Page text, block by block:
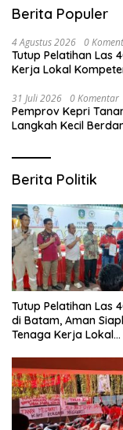
Berita Populer
4 Agustus 2026 0
Tutup Pelatihan Las
Kerja Lokal
31 Juli 2026 0 Komentar
Pemprov Kepri
Langkah Kecil
Berita Politik
Tutup Pelatihan Las
di Batam, Aman
Tenaga Kerja Lokal